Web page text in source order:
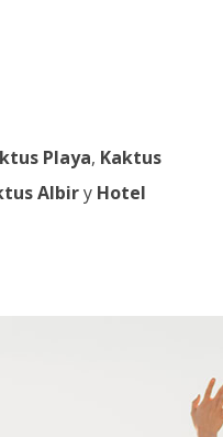
Playa, Kaktus
Albiry Hotel